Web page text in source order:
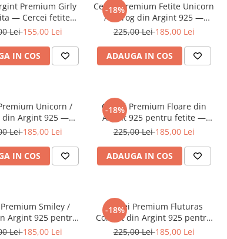
Premium Girly
— Cercei fetite
Printesa - Pelicula
Lei155,00 Lei
IN COS
-18%
Cercei Premium Fetite Unicorn
/ Inorog din Argint 925 —
Cheita cu Protectie Ureche
225,00 Lei185,00 Lei
ADAUGA IN COS
Unicorn /
din Argint 925 —
Protectie Silicon
Lei185,00 Lei
IN COS
-18%
Cercei Premium Floare din
Argint 925 pentru fetite —
Cheita cu Protectie Silicon
225,00 Lei185,00 Lei
ADAUGA IN COS
Smiley /
Argint 925 pentru
cu Protectie
Lei185,00 Lei
-18%
Cercei Premium Fluturas
Colorat din Argint 925 pentru
fetite — Cheita cu Protectie
225,00 Lei185,00 Lei